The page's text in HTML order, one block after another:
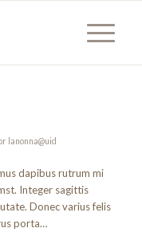
lanonna@uid
dapibus rutrum mi
Integer sagittis
Donec varius felis
porta…